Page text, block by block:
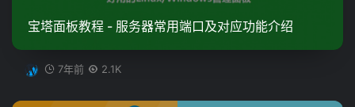
宝塔面板教程 - 服务器常用端口及对应功能介绍
7年前 2.1K